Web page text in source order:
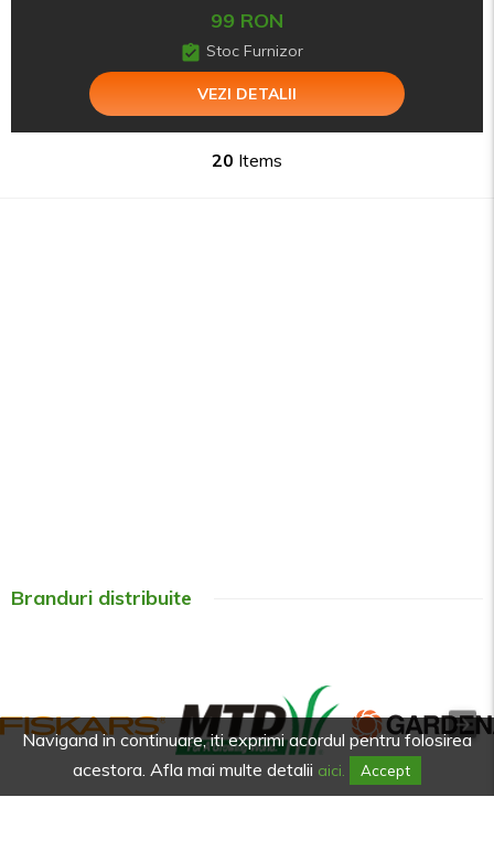
99 RON
Stoc Furnizor
VEZI DETALII
20 Items
Branduri distribuite
Navigand in continuare, iti exprimi acordul pentru folosirea
acestora. Afla mai multe detalii aici. Accept